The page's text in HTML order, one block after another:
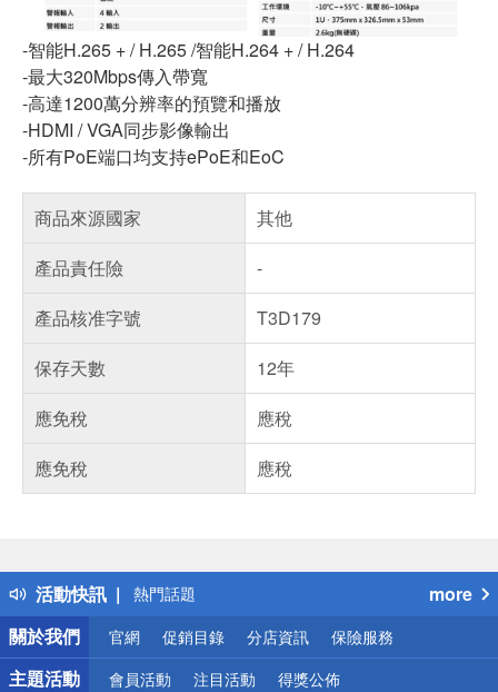
-智能H.265 + / H.265 /智能H.264 + / H.264
-最大320Mbps傳入帶寬
-高達1200萬分辨率的預覽和播放
-HDMI / VGA同步影像輸出
-所有PoE端口均支持ePoE和EoC
商品來源國家
其他
產品責任險
-
產品核准字號
T3D179
保存天數
12年
應免稅
應稅
應免稅
應稅
活動快訊
得獎公告
熱門話題
銀行優惠
偏遠地區配送
詐騙網頁！請小心！
more
關於我們
官網 促銷目錄 分店資訊 保險服務
主題活動 會員活動 注目活動 得獎公佈